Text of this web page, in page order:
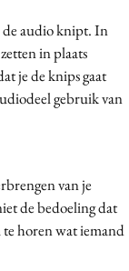
de audio knipt. In
in plaats
je de knips gaat
gebruik van
van je
de bedoeling dat
horen wat iemand